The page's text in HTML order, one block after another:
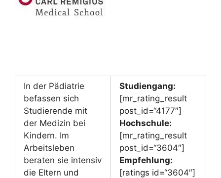
In der Pädiatrie
befassen sich
Studierende mit
der Medizin bei
Kindern. Im
Arbeitsleben
beraten sie intensiv
die Eltern und
Studiengang:
[mr_rating_result
post_id=“4177″]
Hochschule:
[mr_rating_result
post_id=“3604″]
Empfehlung:
[ratings id=“3604″]